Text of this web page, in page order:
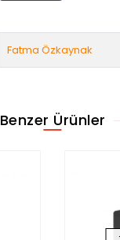
Fatma Özkaynak
Benzer Ürünler